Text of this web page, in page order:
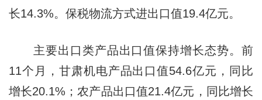
长14.3%。保税物流方式进出口值19.4亿元。
主要出口类产品出口值保持增长态势。前
11个月，甘肃机电产品出口值54.6亿元，同比
增长20.1%；农产品出口值21.4亿元，同比增长